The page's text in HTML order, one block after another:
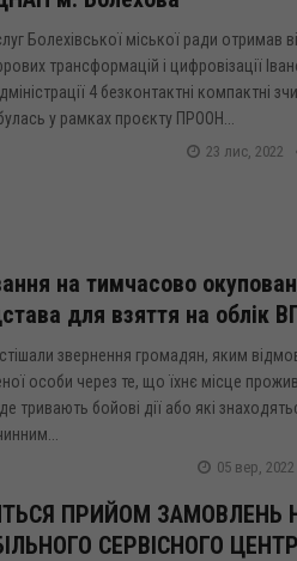
Болехівської міської ради отримав
трансформацій і цифровізації
4 безконтактні компактні
у рамках проєкту ПРООН...
23 лис, 2022
на тимчасово
для взяття на облік
звернення громадян, яким
особи через те, що їхнє місце
тривають бойові дії або які
05 вер, 2022
ПРИЙОМ ЗАМОВЛЕНЬ
СЕРВІСНОГО